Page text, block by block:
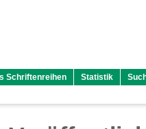
Schriftenreihen Statistik